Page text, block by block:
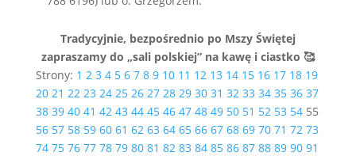
Tradycyjnie, bezpośrednio po Mszy Świętej
zapraszamy do „sali polskiej” na kawę i ciastko 🥰
Strony: 1 2 3 4 5 6 7 8 9 10 11 12 13 14 15 16 17 18 19
20 21 22 23 24 25 26 27 28 29 30 31 32 33 34 35 36 37
38 39 40 41 42 43 44 45 46 47 48 49 50 51 52 53 54 55
56 57 58 59 60 61 62 63 64 65 66 67 68 69 70 71 72 73
74 75 76 77 78 79 80 81 82 83 84 85 86 87 88 89 90 91